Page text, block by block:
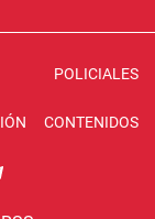
POLICIALES
CONTENIDOS